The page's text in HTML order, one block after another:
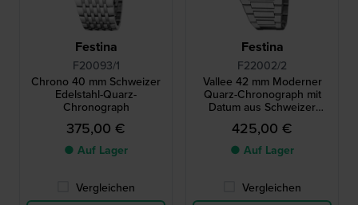
Festina
F20093/1
Chrono 40 mm Schweizer
Edelstahl-Quarz-
Chronograph
375,00 €
● Auf Lager
Vergleichen
Festina
F22002/2
Vallee 42 mm Moderner
Quarz-Chronograph mit
Datum aus Schweizer
Produktion
425,00 €
● Auf Lager
Vergleichen